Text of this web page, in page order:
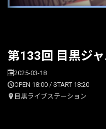
第133回 目黒ジ
2025-03-18
OPEN 18:00 / START 18:20
目黒ライブステーション